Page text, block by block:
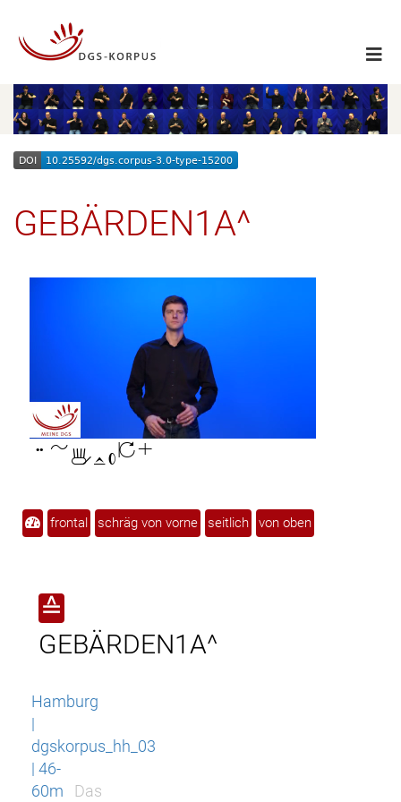
GEBÄRDEN1A^

frontal schräg von vorne seitlich von oben
≙
GEBÄRDEN1A^
Hamburg
|
dgskorpus_hh_03
| 46-
60m
Das